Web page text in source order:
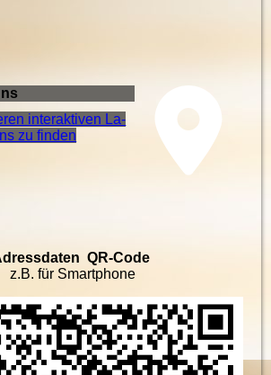
interaktiven La­
zu finden
QR-Code
z.B. für Smartphone